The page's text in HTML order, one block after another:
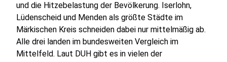
und die Hitzebelastung der Bevölkerung. Iserlohn,
Lüdenscheid und Menden als größte Städte im
Märkischen Kreis schneiden dabei nur mittelmäßig ab.
Alle drei landen im bundesweiten Vergleich im
Mittelfeld. Laut DUH gibt es in vielen der